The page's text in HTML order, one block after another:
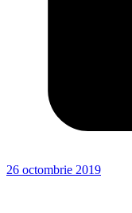
26 octombrie 2019